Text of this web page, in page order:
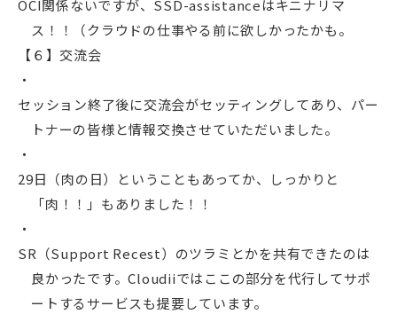
OCI関係ないですが、SSD-assistanceはキニナリマ
ス！！（クラウドの仕事やる前に欲しかったかも。
【６】交流会
セッション終了後に交流会がセッティングしてあり、パー
トナーの皆様と情報交換させていただいました。
29日（肉の日）ということもあってか、しっかりと
「肉！！」もありました！！
SR（Support Recest）のツラミとかを共有できたのは
良かったです。Cloudiiではここの部分を代行してサポ
ートするサービスも提要しています。